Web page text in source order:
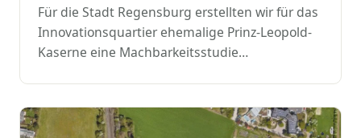
Für die Stadt Regensburg erstellten wir für das
Innovationsquartier ehemalige Prinz-Leopold-
Kaserne eine Machbarkeitsstudie…